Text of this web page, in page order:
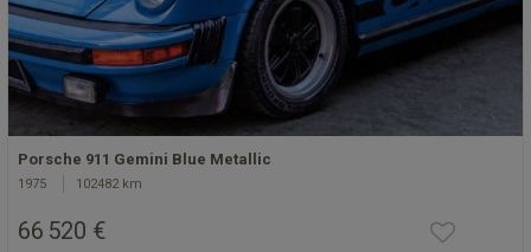
Porsche 911 Gemini Blue Metallic
1975 102482 km
66 520 €